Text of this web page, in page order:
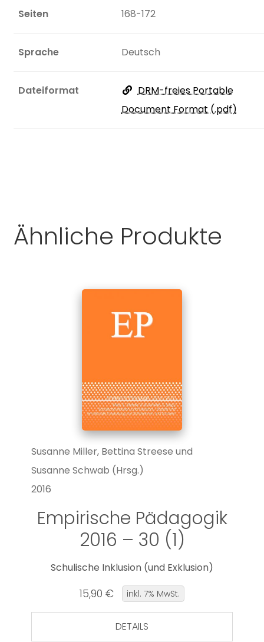
Seiten 168-172
Sprache Deutsch
Dateiformat
DRM-freies Portable
Document Format (.pdf)
Ähnliche Produkte
Susanne Miller, Bettina Streese und
Susanne Schwab (Hrsg.)
2016
Empirische Pädagogik
2016 – 30 (1)
Schulische Inklusion (und Exklusion)
15,90 € inkl. 7% MwSt.
DETAILS